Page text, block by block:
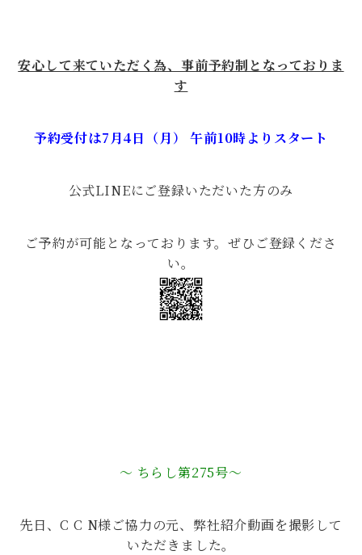
安心して来ていただく為、事前予約制となっておりま
す
予約受付は7月4日（月） 午前10時よりスタート
公式LINEにご登録いただいた方のみ
ご予約が可能となっております。ぜひご登録くださ
い。
～ ちらし第275号～
先日、C C N様ご協力の元、弊社紹介動画を撮影して
いただきました。